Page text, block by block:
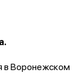
в Воронежском